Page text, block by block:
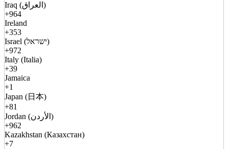
Iraq (العراق)
+964
Ireland
+353
Israel (ישראל)
+972
Italy (Italia)
+39
Jamaica
+1
Japan (日本)
+81
Jordan (الأردن)
+962
Kazakhstan (Казахстан)
+7